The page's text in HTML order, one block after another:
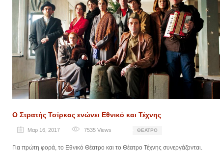
Ο Στρατής Τσίρκας ενώνει Εθνικό και Τέχνης
Μαρ 16, 2017 7535 Views ΘΈΑΤΡΟ
Για πρώτη φορά, το Εθνικό Θέατρο και το Θέατρο Τέχνης συνεργάζονται.